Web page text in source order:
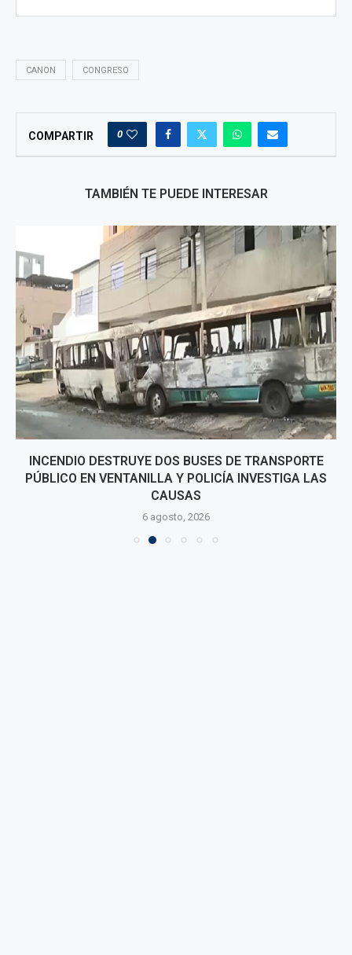
CANON CONGRESO
COMPARTIR 0
TAMBIÉN TE PUEDE INTERESAR
INCENDIO DESTRUYE DOS BUSES DE TRANSPORTE
PÚBLICO EN VENTANILLA Y POLICÍA INVESTIGA LAS
CAUSAS
6 agosto, 2026